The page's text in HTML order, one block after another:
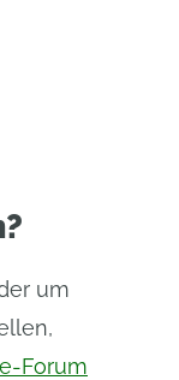
um
Forum